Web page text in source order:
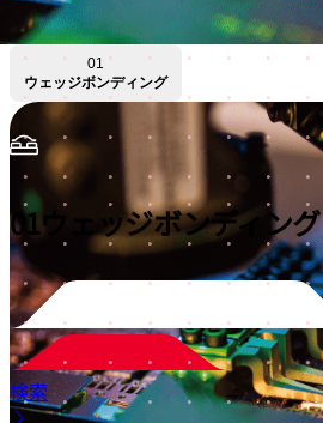
01
ウェッジボンディング
01ウェッジボンディング
検索